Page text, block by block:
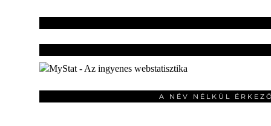
A NÉV NÉLKÜL